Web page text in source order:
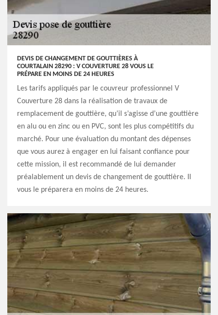
DEVIS DE CHANGEMENT DE GOUTTIÈRES À
COURTALAIN 28290 : V COUVERTURE 28 VOUS LE
PRÉPARE EN MOINS DE 24 HEURES
Les tarifs appliqués par le couvreur professionnel V
Couverture 28 dans la réalisation de travaux de
remplacement de gouttière, qu’il s’agisse d’une gouttière
en alu ou en zinc ou en PVC, sont les plus compétitifs du
marché. Pour une évaluation du montant des dépenses
que vous aurez à engager en lui faisant confiance pour
cette mission, il est recommandé de lui demander
préalablement un devis de changement de gouttière. Il
vous le préparera en moins de 24 heures.